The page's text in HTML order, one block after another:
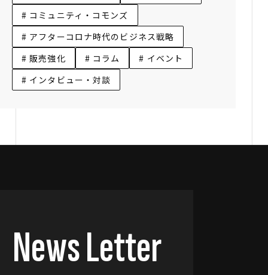
# コミュニティ・コモンズ
# アフターコロナ時代のビジネス戦略
# 販売強化
# コラム
# イベント
# インタビュー・対談
News Letter